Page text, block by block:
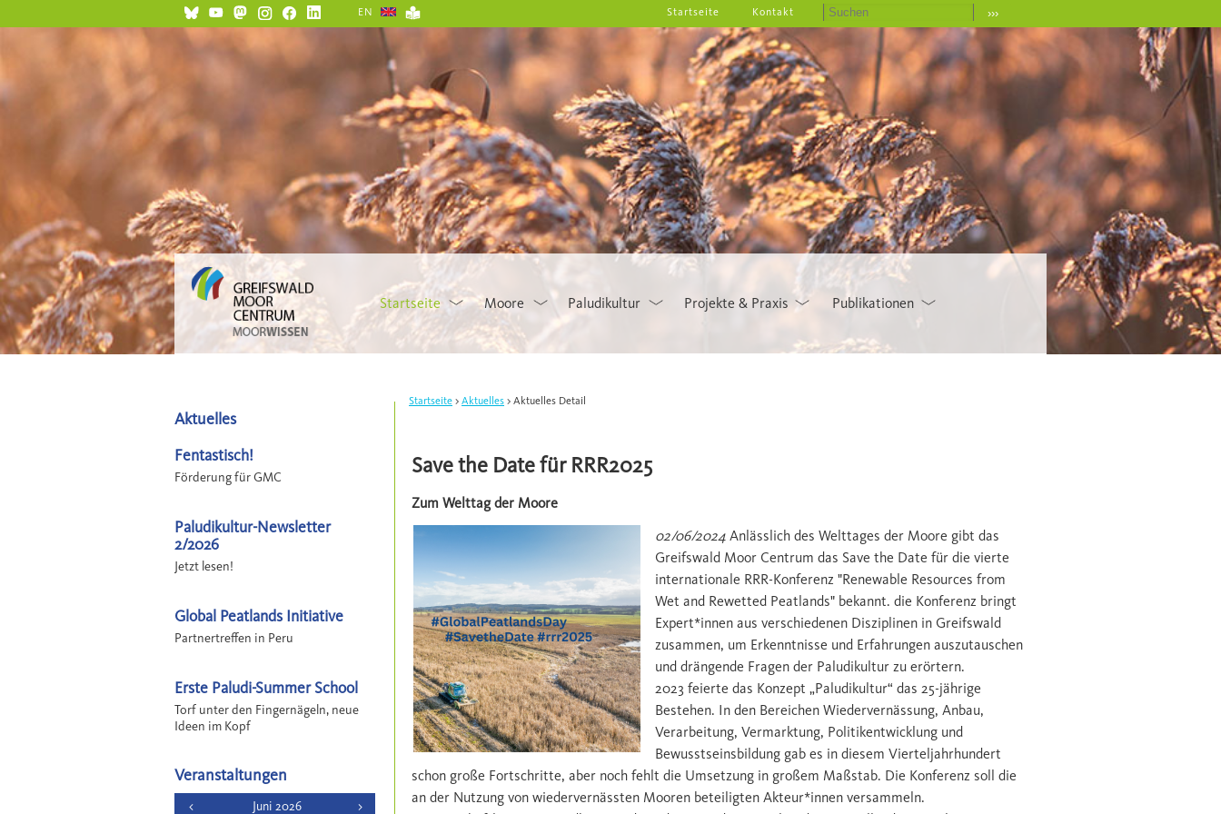
EN ›››
Startseite Kontakt
Startseite Moore Paludikultur Projekte & Praxis Publikationen
Startseite Aktuelles Aktuelles Detail
Save the Date für RRR2025
Zum Welttag der Moore
02/06/2024 Anlässlich des Welttages der Moore gibt das
Greifswald Moor Centrum das Save the Date für die vierte
internationale RRR-Konferenz "Renewable Resources from
Wet and Rewetted Peatlands" bekannt. die Konferenz bringt
Expert*innen aus verschiedenen Disziplinen in Greifswald
zusammen, um Erkenntnisse und Erfahrungen auszutauschen
und drängende Fragen der Paludikultur zu erörtern.
2023 feierte das Konzept „Paludikultur“ das 25-jährige
Bestehen. In den Bereichen Wiedervernässung, Anbau,
Verarbeitung, Vermarktung, Politikentwicklung und
Bewusstseinsbildung gab es in diesem Vierteljahrhundert
schon große Fortschritte, aber noch fehlt die Umsetzung in großem Maßstab. Die Konferenz soll die
an der Nutzung von wiedervernässten Mooren beteiligten Akteur*innen versammeln.
Aktuelles
Fentastisch!
Förderung für GMC
Paludikultur-Newsletter
2/2026
Jetzt lesen!
Global Peatlands Initiative
Partnertreffen in Peru
Erste Paludi-Summer School
Torf unter den Fingernägeln, neue
Ideen im Kopf
Veranstaltungen
< Juni 2026 >